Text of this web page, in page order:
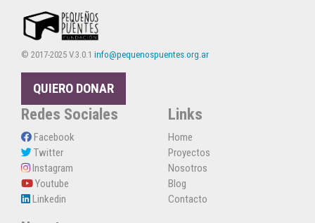
© 2017-2025 V.3.0.1 info@pequenospuentes.org.ar
QUIERO DONAR
Redes Sociales
Facebook
Twitter
Instagram
Youtube
Linkedin
Links
Home
Proyectos
Nosotros
Blog
Contacto